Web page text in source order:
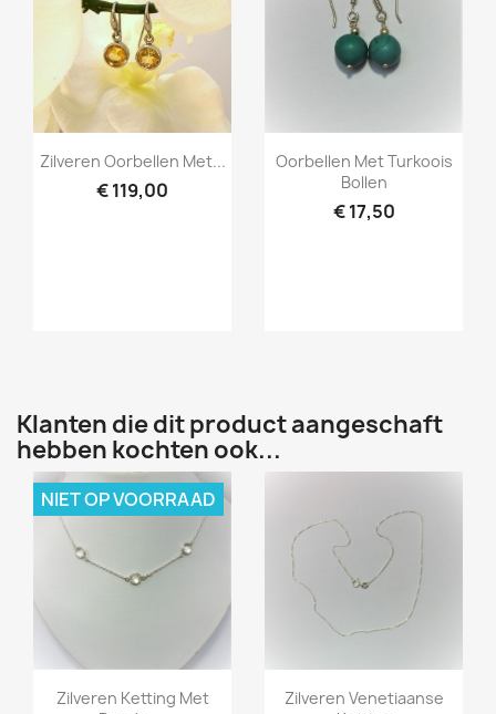
Snel bekijken
Zilveren Oorbellen Met...
€ 119,00
Snel bekijken
Oorbellen Met Turkoois
Bollen
€ 17,50
Klanten die dit product aangeschaft
hebben kochten ook...
Snel bekijken
Zilveren Ketting Met
NIET OP VOORRAAD
Snel bekijken
Zilveren Venetiaanse